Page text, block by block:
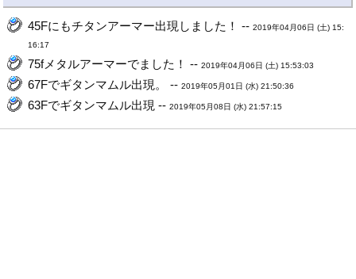
45Fにもチタンアーマー出現しました！ --2019年04月06日 (土) 15:
16:17
75fメタルアーマーでました！ --2019年04月06日 (土) 15:53:03
67Fでギタンマムル出現。 --2019年05月01日 (水) 21:50:36
63Fでギタンマムル出現 --2019年05月08日 (水) 21:57:15